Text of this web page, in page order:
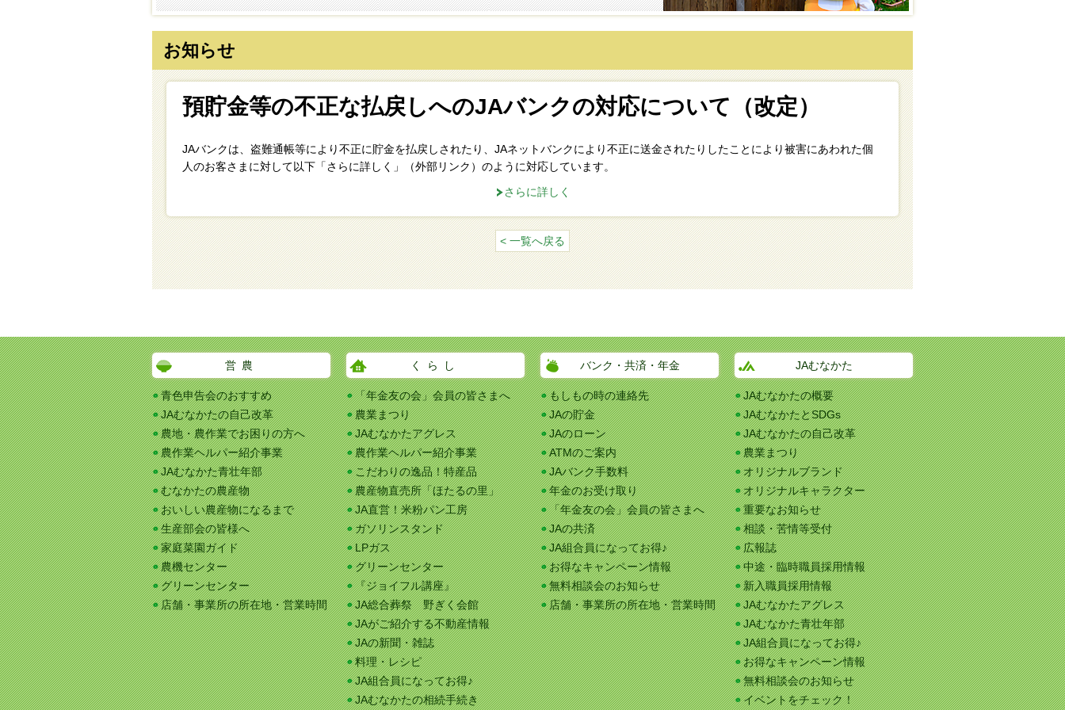
お知らせ
預貯金等の不正な払戻しへのJAバンクの対応について（改定）
JAバンクは、盗難通帳等により不正に貯金を払戻しされたり、JAネットバンクにより不正に送金されたりしたことにより被害にあわれた個
人のお客さまに対して以下「さらに詳しく」（外部リンク）のように対応しています。
さらに詳しく
< 一覧へ戻る
営農
青色申告会のおすすめ
JAむなかたの自己改革
農地・農作業でお困りの方へ
農作業ヘルパー紹介事業
JAむなかた青壮年部
むなかたの農産物
おいしい農産物になるまで
生産部会の皆様へ
家庭菜園ガイド
農機センター
グリーンセンター
店舗・事業所の所在地・営業時間
くらし
「年金友の会」会員の皆さまへ
農業まつり
JAむなかたアグレス
農作業ヘルパー紹介事業
こだわりの逸品！特産品
農産物直売所「ほたるの里」
JA直営！米粉パン工房
ガソリンスタンド
LPガス
グリーンセンター
『ジョイフル講座』
JA総合葬祭 野ぎく会館
JAがご紹介する不動産情報
JAの新聞・雑誌
料理・レシピ
JA組合員になってお得♪
JAむなかたの相続手続き
バンク・共済・年金
もしもの時の連絡先
JAの貯金
JAのローン
ATMのご案内
JAバンク手数料
年金のお受け取り
「年金友の会」会員の皆さまへ
JAの共済
JA組合員になってお得♪
お得なキャンペーン情報
無料相談会のお知らせ
店舗・事業所の所在地・営業時間
JAむなかた
JAむなかたの概要
JAむなかたとSDGs
JAむなかたの自己改革
農業まつり
オリジナルブランド
オリジナルキャラクター
重要なお知らせ
相談・苦情等受付
広報誌
中途・臨時職員採用情報
新入職員採用情報
JAむなかたアグレス
JAむなかた青壮年部
JA組合員になってお得♪
お得なキャンペーン情報
無料相談会のお知らせ
イベントをチェック！